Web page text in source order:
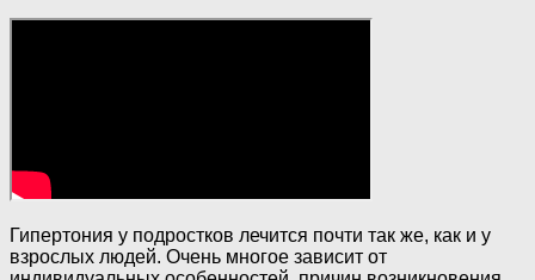
Гипертония у подростков лечится почти так же, как и у
взрослых людей. Очень многое зависит от